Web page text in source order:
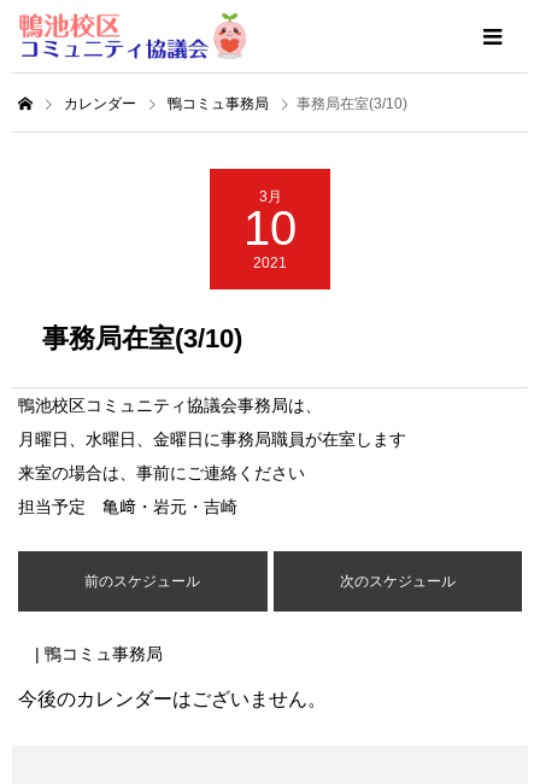
カレンダー 鴨コミュ事務局 事務局在室(3/10)
3月
10
2021
事務局在室(3/10)
鴨池校区コミュニティ協議会事務局は、
月曜日、水曜日、金曜日に事務局職員が在室します
来室の場合は、事前にご連絡ください
担当予定 亀﨑・岩元・吉崎
前のスケジュール 次のスケジュール
| 鴨コミュ事務局
今後のカレンダーはございません。